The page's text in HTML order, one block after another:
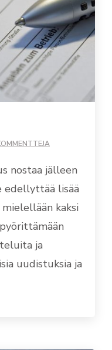
ON
REKRYTOI!
nostaa jälleen
edellyttää lisää
kaksi
ja
uudistuksia ja